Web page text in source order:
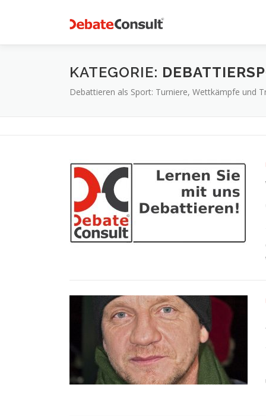
KATEGORIE:
Debattieren als Sport: Turniere, Wettkämpfe und